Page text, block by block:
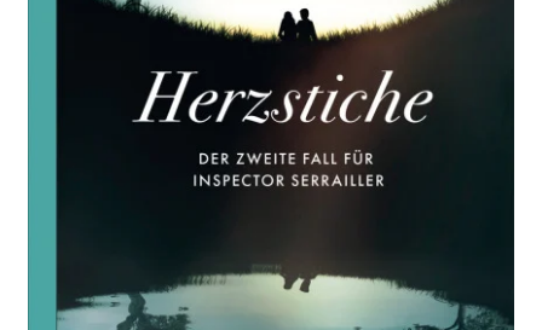
WEITERE VERLAGE